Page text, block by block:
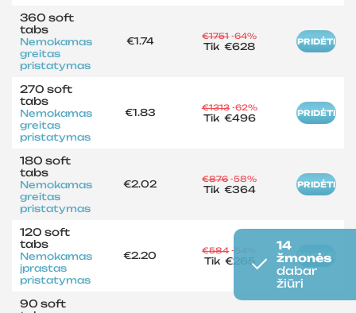
360 soft
tabs
Nemokamas
greitas
pristatymas
€1.74 €1751 -64%
Tik€628 PRIDĖTI
270 soft
tabs
Nemokamas
greitas
pristatymas
€1.83 €1313 -62%
Tik €496 PRIDĖTI
180 soft
tabs
Nemokamas
greitas
pristatymas
€2.02 €876 -58%
Tik €364 PRIDĖTI
120 soft
tabs
Nemokamas
įprastas
pristatymas
€2.20 €584 -54%
Tik €265 PRIDĖTI
90 soft
14
žmonės
dabar
žiūri